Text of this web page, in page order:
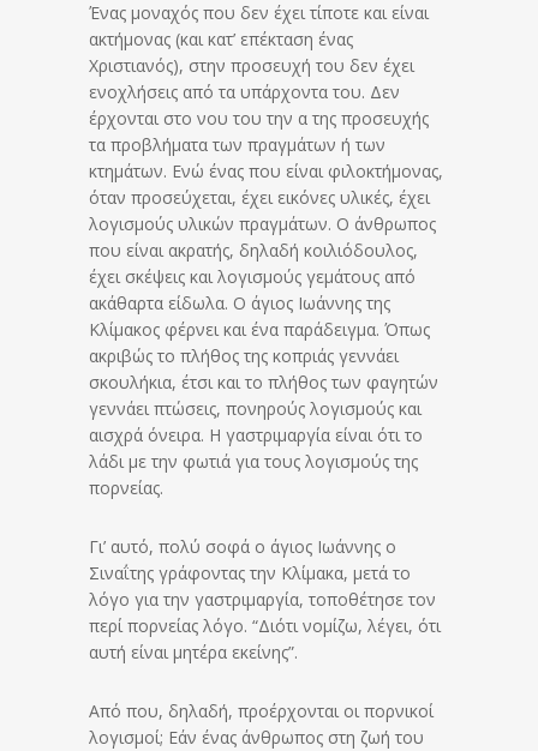
Ένας μοναχός που δεν έχει τίποτε και είναι
ακτήμονας (και κατ’ επέκταση ένας
Χριστιανός), στην προσευχή του δεν έχει
ενοχλήσεις από τα υπάρχοντα του. Δεν
έρχονται στο νου του την α της προσευχής
τα προβλήματα των πραγμάτων ή των
κτημάτων. Ενώ ένας που είναι φιλοκτήμονας,
όταν προσεύχεται, έχει εικόνες υλικές, έχει
λογισμούς υλικών πραγμάτων. Ο άνθρωπος
που είναι ακρατής, δηλαδή κοιλιόδουλος,
έχει σκέψεις και λογισμούς γεμάτους από
ακάθαρτα είδωλα. Ο άγιος Ιωάννης της
Κλίμακος φέρνει και ένα παράδειγμα. Όπως
ακριβώς το πλήθος της κοπριάς γεννάει
σκουλήκια, έτσι και το πλήθος των φαγητών
γεννάει πτώσεις, πονηρούς λογισμούς και
αισχρά όνειρα. Η γαστριμαργία είναι ότι το
λάδι με την φωτιά για τους λογισμούς της
πορνείας.
Γι’ αυτό, πολύ σοφά ο άγιος Ιωάννης ο
Σιναΐτης γράφοντας την Κλίμακα, μετά το
λόγο για την γαστριμαργία, τοποθέτησε τον
περί πορνείας λόγο. “Διότι νομίζω, λέγει, ότι
αυτή είναι μητέρα εκείνης”.
Από που, δηλαδή, προέρχονται οι πορνικοί
λογισμοί; Εάν ένας άνθρωπος στη ζωή του